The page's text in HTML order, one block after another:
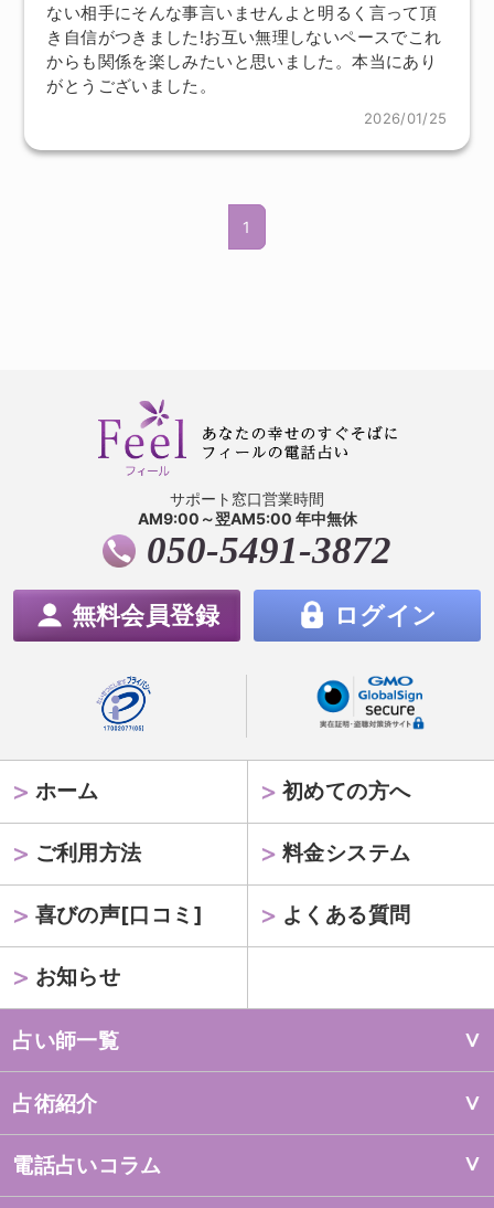
ない相手にそんな事言いませんよと明るく言って頂
き自信がつきました!お互い無理しないペースでこれ
からも関係を楽しみたいと思いました。本当にあり
がとうございました。
2026/01/25
1
サポート窓口営業時間
AM9:00～翌AM5:00 年中無休
050-5491-3872
無料会員登録 ログイン
ホーム 初めての方へ
ご利用方法 料金システム
喜びの声[口コミ] よくある質問
お知らせ
占い師一覧
占術紹介
電話占いコラム